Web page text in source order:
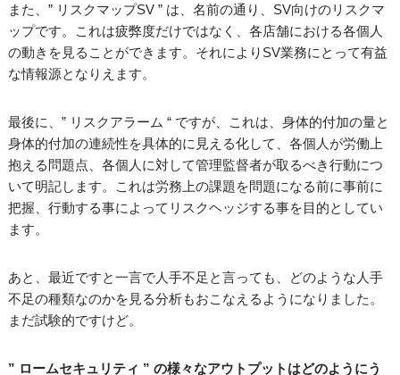
また、” リスクマップSV ” は、名前の通り、SV向けのリスクマ
ップです。これは疲弊度だけではなく、各店舗における各個人
の動きを見ることができます。それによりSV業務にとって有益
な情報源となりえます。
最後に、” リスクアラーム “ ですが、これは、身体的付加の量と
身体的付加の連続性を具体的に見える化して、各個人が労働上
抱える問題点、各個人に対して管理監督者が取るべき行動につ
いて明記します。これは労務上の課題を問題になる前に事前に
把握、行動する事によってリスクヘッジする事を目的としてい
ます。
あと、最近ですと一言で人手不足と言っても、どのような人手
不足の種類なのかを見る分析もおこなえるようになりました。
まだ試験的ですけど。
” ロームセキュリティ ” の様々なアウトプットはどのようにう